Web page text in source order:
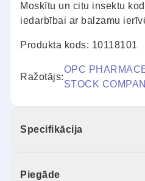
Moskītu un citu insektu
iedarbībai ar balzamu
Produkta kods: 10118101
Ražotājs:
OPC
STOCK
Specifikācija
Piegāde